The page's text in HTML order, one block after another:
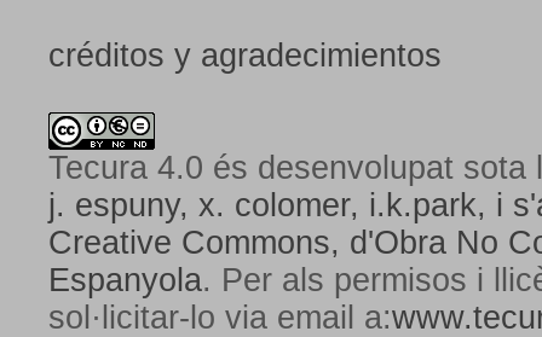
créditos y agradecimientos
Tecura 4.0 és desenvolupat
j. espuny, x. colomer, i.k.park, i
Creative Commons, d'Obra No
Espanyola. Per als permisos i
sol·licitar-lo via email a: